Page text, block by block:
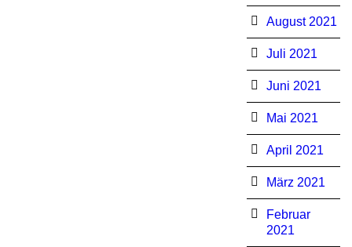
August 2021
Juli 2021
Juni 2021
Mai 2021
April 2021
März 2021
Februar
2021